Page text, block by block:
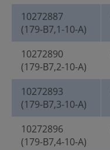
10272887
(179-B7,1-10-A)
10272890
(179-B7,2-10-A)
10272893
(179-B7,3-10-A)
10272896
(179-B7,4-10-A)